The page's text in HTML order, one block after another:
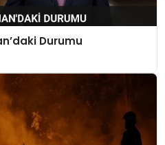
Durumu